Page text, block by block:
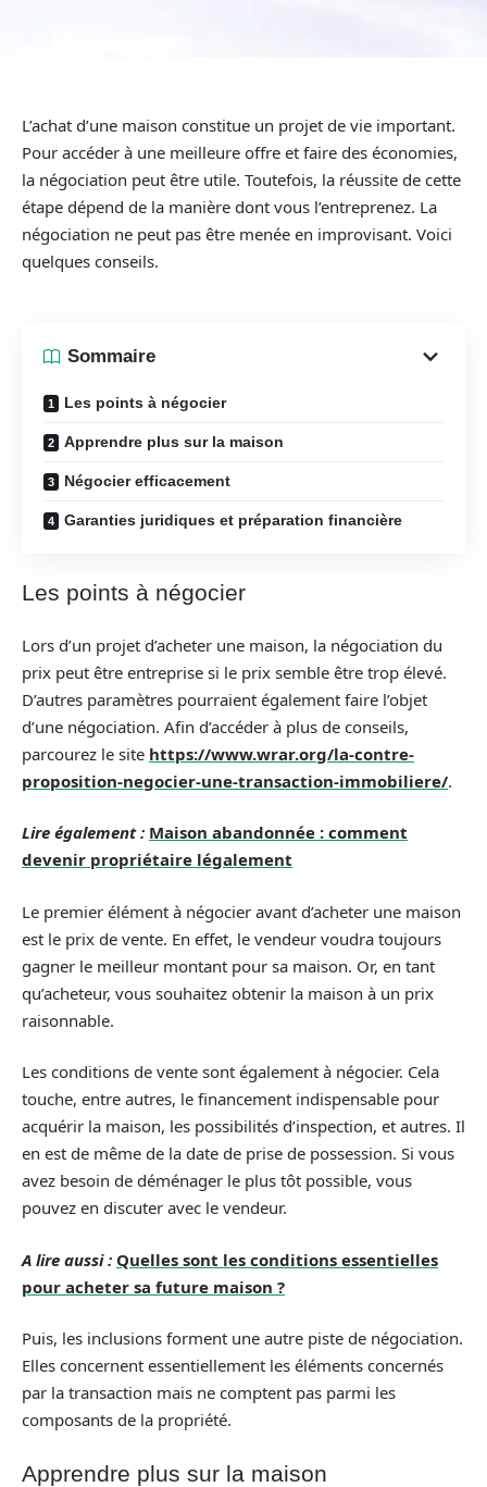
L’achat d’une maison constitue un projet de vie important.
Pour accéder à une meilleure offre et faire des économies,
la négociation peut être utile. Toutefois, la réussite de cette
étape dépend de la manière dont vous l’entreprenez. La
négociation ne peut pas être menée en improvisant. Voici
quelques conseils.
Sommaire
Les points à négocier
Apprendre plus sur la maison
Négocier efficacement
Garanties juridiques et préparation financière
Les points à négocier
Lors d’un projet d’acheter une maison, la négociation du
prix peut être entreprise si le prix semble être trop élevé.
D’autres paramètres pourraient également faire l’objet
d’une négociation. Afin d’accéder à plus de conseils,
parcourez le site https://www.wrar.org/la-contre-
proposition-negocier-une-transaction-immobiliere/.
Lire également : Maison abandonnée : comment
devenir propriétaire légalement
Le premier élément à négocier avant d’acheter une maison
est le prix de vente. En effet, le vendeur voudra toujours
gagner le meilleur montant pour sa maison. Or, en tant
qu’acheteur, vous souhaitez obtenir la maison à un prix
raisonnable.
Les conditions de vente sont également à négocier. Cela
touche, entre autres, le financement indispensable pour
acquérir la maison, les possibilités d’inspection, et autres. Il
en est de même de la date de prise de possession. Si vous
avez besoin de déménager le plus tôt possible, vous
pouvez en discuter avec le vendeur.
A lire aussi : Quelles sont les conditions essentielles
pour acheter sa future maison ?
Puis, les inclusions forment une autre piste de négociation.
Elles concernent essentiellement les éléments concernés
par la transaction mais ne comptent pas parmi les
composants de la propriété.
Apprendre plus sur la maison